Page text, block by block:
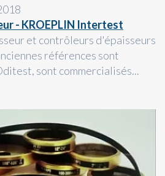
- KROEPLIN Intertest
et contrôleurs d'épaisseurs
références sont
sont commercialisés...